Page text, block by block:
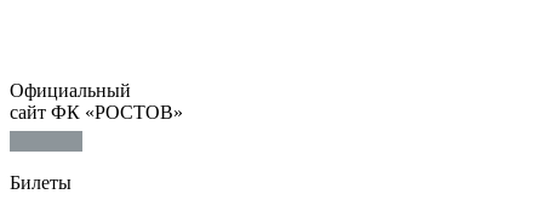
Официальный
сайт ФК «РОСТОВ»
Билеты